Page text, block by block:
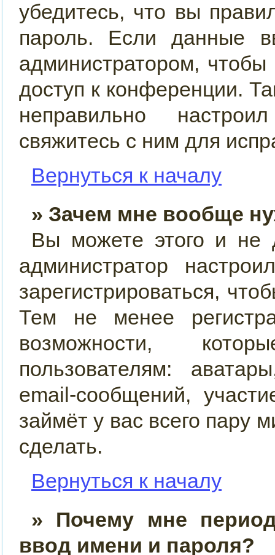
убедитесь, что вы
пароль. Если данные
администратором,
доступ к конференции.
неправильно
свяжитесь с ним для
Вернуться к началу
» Зачем мне вообще
Вы можете этого и не
администратор
зарегистрироваться,
Тем не менее
возможности,
пользователям:
email-сообщений,
займёт у вас всего пару
сделать.
Вернуться к началу
» Почему мне
ввод имени и пароля?